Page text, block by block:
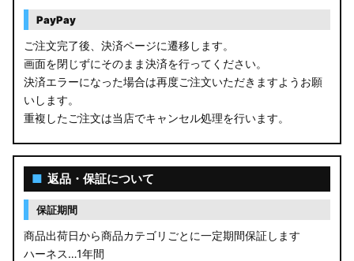
PayPay
ご注文完了後、決済ページに遷移します。
画面を閉じずにそのまま決済を行ってください。
決済エラーになった場合は再度ご注文いただきますようお願
いします。
重複したご注文は当店でキャンセル処理を行います。
■ 返品・保証について
保証期間
商品出荷日から商品カテゴリごとに一定期間保証します
ハーネス…1年間